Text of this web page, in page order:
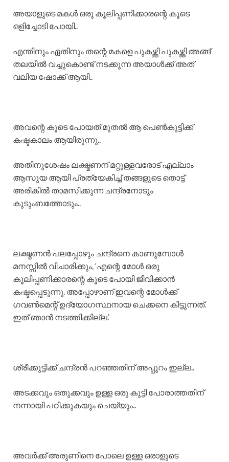
അയാളുടെ മകൾ ഒരു കൂലിപ്പണിക്കാരന്റെ കൂടെ
ഒളിച്ചോടി പോയി..
എന്തിനും ഏതിനും തന്റെ മകളെ പുകഴ്ത്തി പുകഴ്ത്തി അങ്ങ്
തലയിൽ വച്ചുകൊണ്ട് നടക്കുന്ന അയാൾക്ക് അത്
വലിയ ഷോക്ക് ആയി..
അവന്റെ കൂടെ പോയത് മുതൽ ആ പെൺകുട്ടിക്ക്
കഷ്ടകാലം ആയിരുന്നു..
അതിനുശേഷം ലക്ഷ്മണന് മറ്റുള്ളവരോട് എല്ലാം
ആസൂയ ആയി പ്രത്യേകിച്ച് തങ്ങളുടെ തൊട്ട്
അരികിൽ താമസിക്കുന്ന ചന്ദ്രനോടും
കുടുംബത്തോടും..
​ലക്ഷ്മണൻ പലപ്പോഴും ചന്ദ്രനെ കാണുമ്പോൾ
മനസ്സിൽ വിചാരിക്കും, ‘എന്റെ മോൾ ഒരു
കൂലിപ്പണിക്കാരന്റെ കൂടെ പോയി ജീവിക്കാൻ
കഷ്ടപ്പെടുന്നു. അപ്പോഴാണ് ഇവന്റെ മോൾക്ക്
ഗവൺമെന്റ് ഉദ്യോഗസ്ഥനായ ചെക്കനെ കിട്ടുന്നത്.
ഇത് ഞാൻ നടത്തിക്കില്ല.’
​ശ്രീക്കുട്ടിക്ക് ചന്ദ്രൻ പറഞ്ഞതിന് അപ്പുറം ഇല്ല..
അടക്കവും ഒതുക്കവും ഉള്ള ഒരു കുട്ടി പോരാത്തതിന്
നന്നായി പഠിക്കുകയും ചെയ്യും..
അവർക്ക് അരുണിനെ പോലെ ഉള്ള ഒരാളുടെ